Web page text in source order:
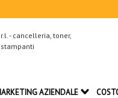
AZIENDALE